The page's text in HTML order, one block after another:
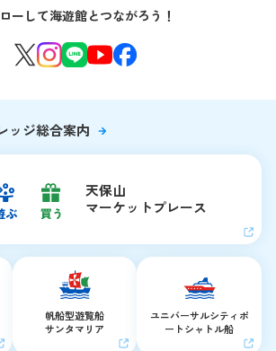
問い合わせ
館探検隊 すたんぷノート
食事タイム
組み
ーして海遊館とつながろう！
ッジ総合案内
天保山
マーケットプレース
帆船型遊覧船
サンタマリア
ユニバーサルシティ ポ
ートシャトル船